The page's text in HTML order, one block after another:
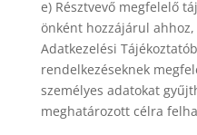
e) Résztvevő megfelelő
önként hozzájárul ahhoz,
Adatkezelési
rendelkezéseknek
személyes adatokat
meghatározott célra